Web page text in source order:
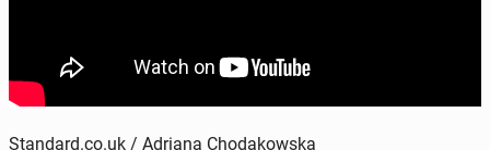
Standard.co.uk / Adriana Chodakowska